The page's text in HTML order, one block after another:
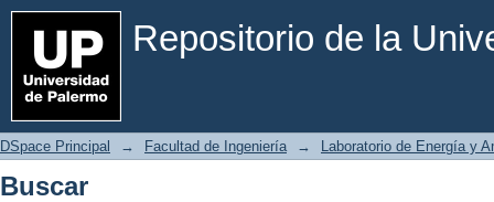
Repositorio de la
Buscar
DSpace Principal → Facultad de Ingeniería → Laboratorio de Energía y
Buscar